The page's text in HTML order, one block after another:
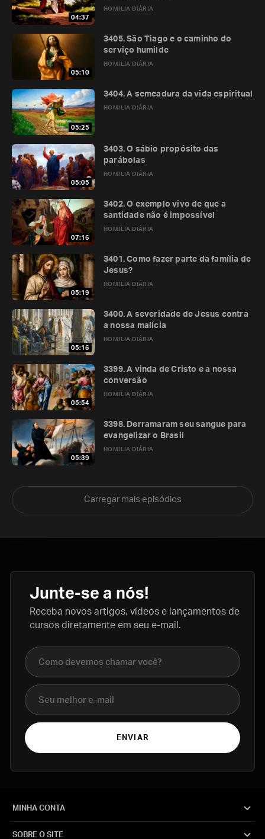
04:37
HOMILIA DIÁRIA
05:10
HOMILIA DIÁRIA
3405. São Tiago e o caminho do
serviço humilde
05:25
HOMILIA DIÁRIA
3404. A semeadura da vida espiritual
05:05
HOMILIA DIÁRIA
3403. O sábio propósito das
parábolas
07:16
HOMILIA DIÁRIA
3402. O exemplo vivo de que a
santidade não é impossível
05:19
HOMILIA DIÁRIA
3401. Como fazer parte da família de
Jesus?
05:16
HOMILIA DIÁRIA
3400. A severidade de Jesus contra
a nossa malícia
05:54
HOMILIA DIÁRIA
3399. A vinda de Cristo e a nossa
conversão
05:39
HOMILIA DIÁRIA
3398. Derramaram seu sangue para
evangelizar o Brasil
Carregar mais episódios
Junte-se a nós!
Receba novos artigos, vídeos e lançamentos de
cursos diretamente em seu e-mail.
Nome completo
E-mail
ENVIAR
MINHA CONTA
SOBRE O SITE